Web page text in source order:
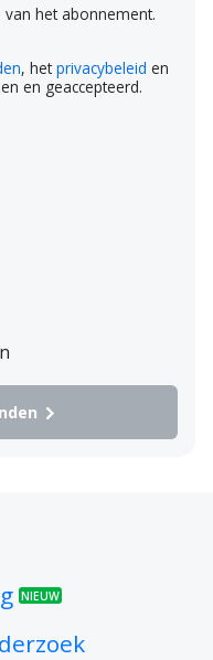
het abonnement.
, hetprivacybeleid en
en geaccepteerd.
NIEUW